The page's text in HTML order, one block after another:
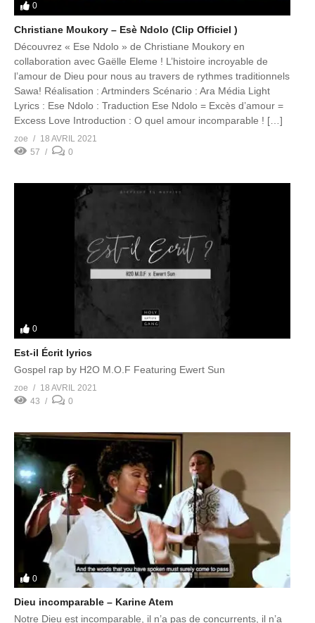
0
Christiane Moukory – Esè Ndolo (Clip Officiel )
Découvrez « Ese Ndolo » de Christiane Moukory en
collaboration avec Gaëlle Eleme ! L’histoire incroyable de
l’amour de Dieu pour nous au travers de rythmes traditionnels
Sawa! Réalisation : Artminders Scénario : Ara Média Light
Lyrics : Ese Ndolo : Traduction Ese Ndolo = Excès d’amour =
Excess Love Introduction : O quel amour incomparable ! […]
zoe
18 AVRIL 2021
57
0
0
Est-il Écrit lyrics
Gospel rap by H2O M.O.F Featuring Ewert Sun
zoe
18 AVRIL 2021
43
0
0
Dieu incomparable – Karine Atem
Notre Dieu est incomparable, il n’a pas de concurrents, il n’a